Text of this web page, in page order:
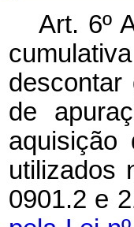
Art. 6º
de
aquisição
utilizados
0901.2 e